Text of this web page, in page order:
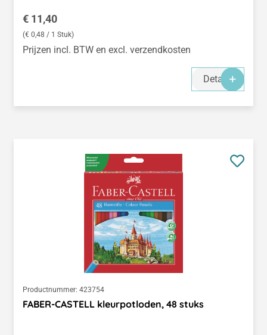
Normale prijs:
€ 11,40
(€ 0,48 / 1 Stuk)
Prijzen incl. BTW en excl. verzendkosten
Details
Productnummer: 423754
FABER-CASTELL kleurpotloden, 48 stuks